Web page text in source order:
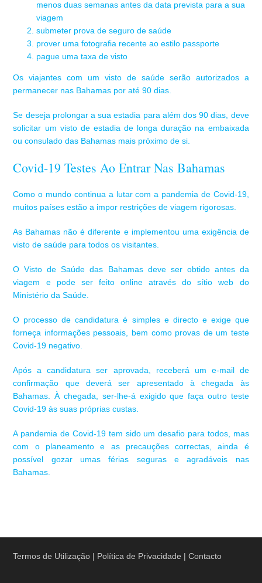
menos duas semanas antes da data prevista para a sua
viagem
submeter prova de seguro de saúde
prover uma fotografia recente ao estilo passporte
pague uma taxa de visto
Os viajantes com um visto de saúde serão autorizados a
permanecer nas Bahamas por até 90 dias.
Se deseja prolongar a sua estadia para além dos 90 dias, deve
solicitar um visto de estadia de longa duração na embaixada
ou consulado das Bahamas mais próximo de si.
Covid-19 Testes Ao Entrar Nas Bahamas
Como o mundo continua a lutar com a pandemia de Covid-19,
muitos países estão a impor restrições de viagem rigorosas.
As Bahamas não é diferente e implementou uma exigência de
visto de saúde para todos os visitantes.
O Visto de Saúde das Bahamas deve ser obtido antes da
viagem e pode ser feito online através do sítio web do
Ministério da Saúde.
O processo de candidatura é simples e directo e exige que
forneça informações pessoais, bem como provas de um teste
Covid-19 negativo.
Após a candidatura ser aprovada, receberá um e-mail de
confirmação que deverá ser apresentado à chegada às
Bahamas. À chegada, ser-lhe-á exigido que faça outro teste
Covid-19 às suas próprias custas.
A pandemia de Covid-19 tem sido um desafio para todos, mas
com o planeamento e as precauções correctas, ainda é
possível gozar umas férias seguras e agradáveis nas
Bahamas.
Termos de Utilização | Política de Privacidade |Contacto